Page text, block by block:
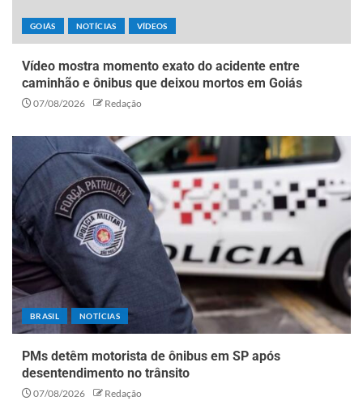
GOIÁS NOTÍCIAS VÍDEOS
Vídeo mostra momento exato do acidente entre
caminhão e ônibus que deixou mortos em Goiás
07/08/2026 Redação
BRASIL NOTÍCIAS
PMs detêm motorista de ônibus em SP após
desentendimento no trânsito
07/08/2026 Redação